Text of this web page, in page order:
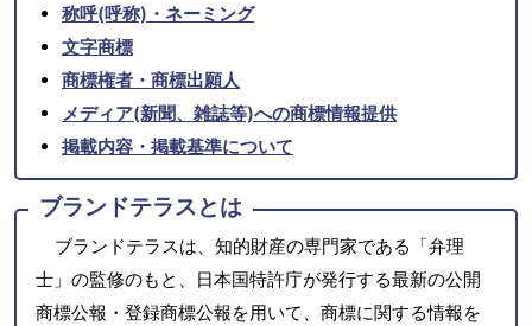
称呼(呼称)・ネーミング
文字商標
商標権者・商標出願人
メディア(新聞、雑誌等)への商標情報提供
掲載内容・掲載基準について
ブランドテラスとは
ブランドテラスは、知的財産の専門家である「弁理
士」の監修のもと、日本国特許庁が発行する最新の公開
商標公報・登録商標公報を用いて、商標に関する情報を